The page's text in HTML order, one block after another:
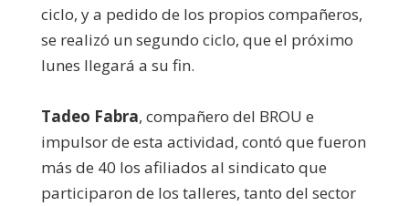
ciclo, y a pedido de los propios compañeros,
se realizó un segundo ciclo, que el próximo
lunes llegará a su fin.
Tadeo Fabra, compañero del BROU e
impulsor de esta actividad, contó que fueron
más de 40 los afiliados al sindicato que
participaron de los talleres, tanto del sector